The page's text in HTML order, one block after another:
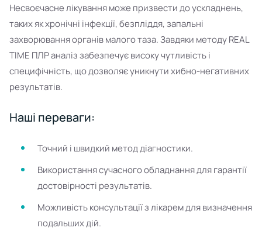
Несвоєчасне лікування може призвести до ускладнень,
таких як хронічні інфекції, безпліддя, запальні
захворювання органів малого таза. Завдяки методу REAL
TIME ПЛР аналіз забезпечує високу чутливість і
специфічність, що дозволяє уникнути хибно-негативних
результатів.
Наші переваги:
Точний і швидкий метод діагностики.
Використання сучасного обладнання для гарантії
достовірності результатів.
Можливість консультації з лікарем для визначення
подальших дій.